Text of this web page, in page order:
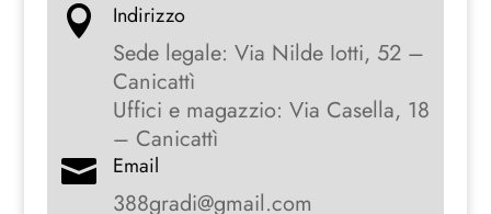
 Indirizzo
Sede legale: Via Nilde Iotti, 52 –
Canicattì
Uffici e magazzio: Via Casella, 18
– Canicattì
 Email
388gradi@gmail.com